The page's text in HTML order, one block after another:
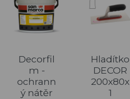
Decorfil
m -
ochrann
ý nátěr
Hladítko
DECOR
200x80x
1